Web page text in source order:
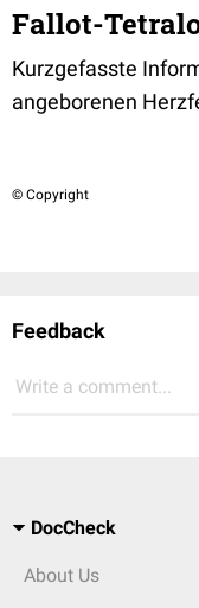
Fallot-
Kurzgefasste
angeborenen
© Copyright
Feedback
Write a comment...
DocCheck
About Us